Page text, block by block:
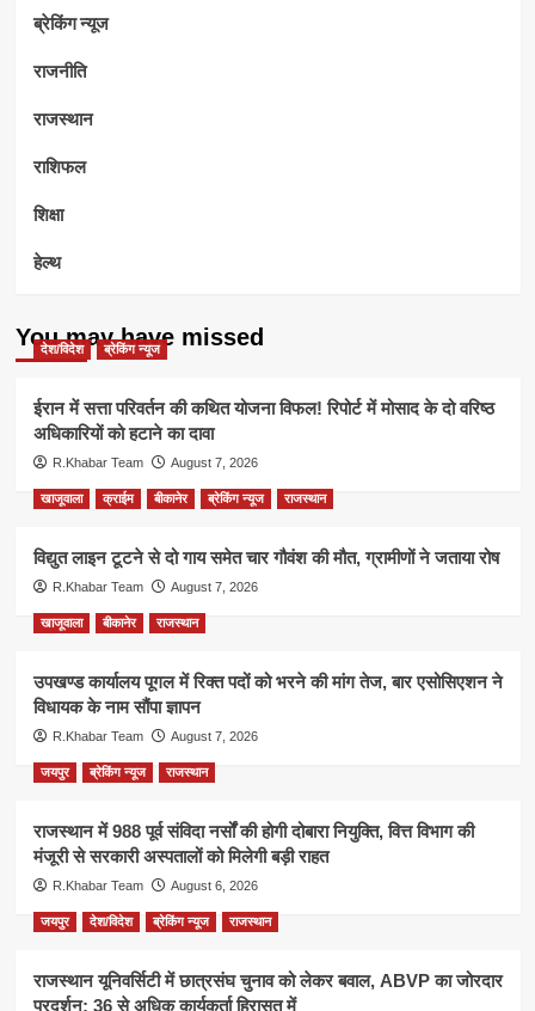
ब्रेकिंग न्यूज
राजनीति
राजस्थान
राशिफल
शिक्षा
हेल्थ
You may have missed
देश/विदेश ब्रेकिंग न्यूज
ईरान में सत्ता परिवर्तन की कथित योजना विफल! रिपोर्ट में मोसाद के दो वरिष्ठ
अधिकारियों को हटाने का दावा
R.Khabar Team August 7, 2026
खाजूवाला क्राईम बीकानेर ब्रेकिंग न्यूज राजस्थान
विद्युत लाइन टूटने से दो गाय समेत चार गौवंश की मौत, ग्रामीणों ने जताया रोष
R.Khabar Team August 7, 2026
खाजूवाला बीकानेर राजस्थान
उपखण्ड कार्यालय पूगल में रिक्त पदों को भरने की मांग तेज, बार एसोसिएशन ने
विधायक के नाम सौंपा ज्ञापन
R.Khabar Team August 7, 2026
जयपुर ब्रेकिंग न्यूज राजस्थान
राजस्थान में 988 पूर्व संविदा नर्सों की होगी दोबारा नियुक्ति, वित्त विभाग की
मंजूरी से सरकारी अस्पतालों को मिलेगी बड़ी राहत
R.Khabar Team August 6, 2026
जयपुर देश/विदेश ब्रेकिंग न्यूज राजस्थान
राजस्थान यूनिवर्सिटी में छात्रसंघ चुनाव को लेकर बवाल, ABVP का जोरदार
प्रदर्शन; 36 से अधिक कार्यकर्ता हिरासत में